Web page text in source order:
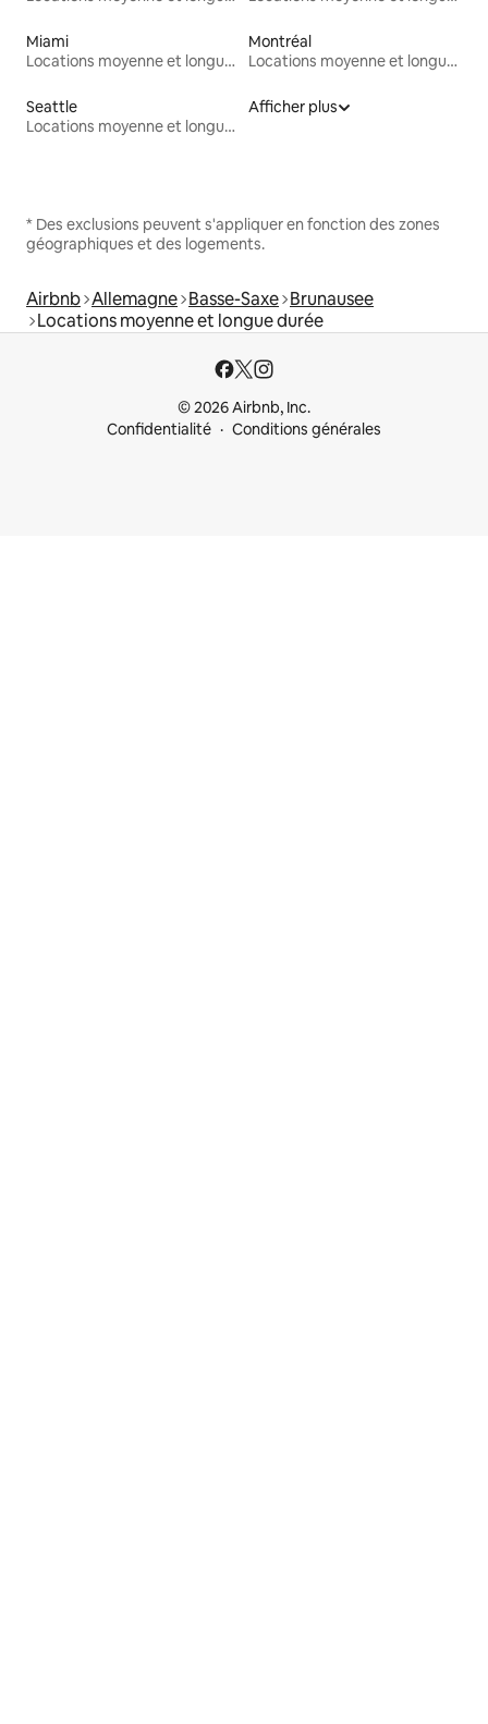
Miami
Locations moyenne et longue durée
Montréal
Locations moyenne et longue durée
Seattle
Locations moyenne et longue durée
Afficher plus
* Des exclusions peuvent s'appliquer en fonction des zones
géographiques et des logements.
Airbnb Allemagne Basse-Saxe Brunausee
Locations moyenne et longue durée
© 2026 Airbnb, Inc.
Confidentialité
Conditions générales